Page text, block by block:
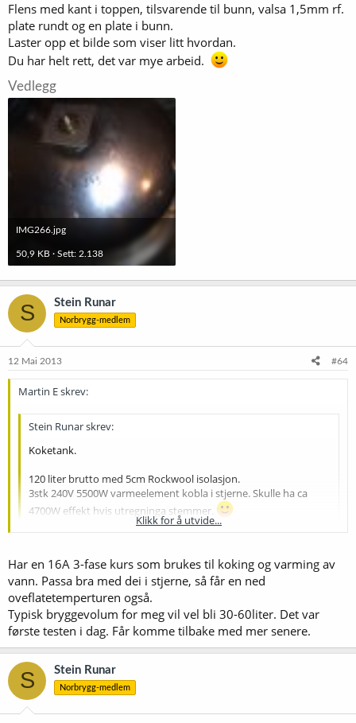
Flens med kant i toppen, tilsvarende til bunn, valsa 1,5mm rf.
plate rundt og en plate i bunn.
Laster opp et bilde som viser litt hvordan.
Du har helt rett, det var mye arbeid.
Vedlegg
IMG266.jpg
50,9 KB · Sett: 2.138
S Stein Runar
Norbrygg-medlem
12 Mai 2013 #64
Martin E skrev:
Stein Runar skrev:
Koketank.
120 liter brutto med 5cm Rockwool isolasjon.
3stk 240V 5500W varmeelement kobla i stjerne. Skulle ha ca
4700W effekt hvis utregninga stemmer.
Styres av en SYL-2352 PID kontroller med en PT100-L60NPT RTD
Oppvarming av 30 liter vann fra 62°C - 100°C tok 20 minutt.
Hvorfor har du koblet disse i stjerne? Jeg synes 4,7 kW på 100 liter
hørtes litt knapt ut - vi har 6 kW på 60 liter før kok, riktignok med
dårligere isolasjon enn deg...
Har du testet for eksempel hvor lang tid det tar å få kok i 100 liter
vørter fra mesketemp rundt 67 grader? Ifølge
tar det 49 minutter...
Klikk for å utvide...
Har en 16A 3-fase kurs som brukes til koking og varming av
vann. Passa bra med dei i stjerne, så får en ned
oveflatetemperturen også.
Typisk bryggevolum for meg vil vel bli 30-60liter. Det var
første testen i dag. Får komme tilbake med mer senere.
S Stein Runar
Norbrygg-medlem